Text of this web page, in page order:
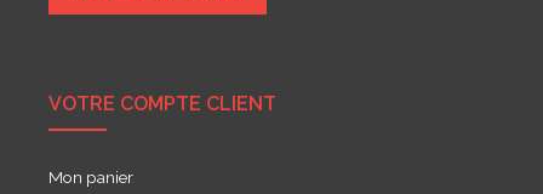
VOTRE COMPTE CLIENT
Mon panier